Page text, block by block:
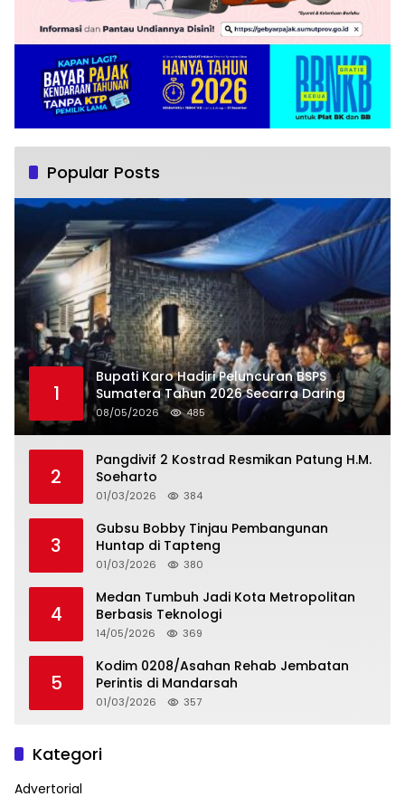
Popular Posts
1
Bupati Karo Hadiri Peluncuran BSPS
Sumatera Tahun 2026 Secarra Daring
08/05/2026 485
2
Pangdivif 2 Kostrad Resmikan Patung H.M.
Soeharto
01/03/2026 384
3
Gubsu Bobby Tinjau Pembangunan
Huntap di Tapteng
01/03/2026 380
4
Medan Tumbuh Jadi Kota Metropolitan
Berbasis Teknologi
14/05/2026 369
5
Kodim 0208/Asahan Rehab Jembatan
Perintis di Mandarsah
01/03/2026 357
Kategori
Advertorial